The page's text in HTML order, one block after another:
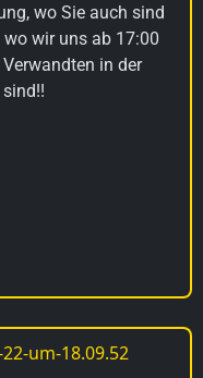
wo Sie auch sind
wir uns ab 17:00
in der